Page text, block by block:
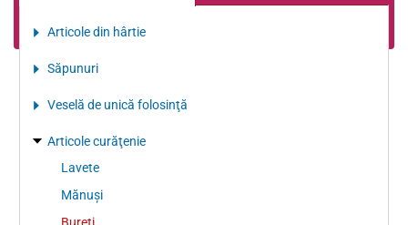
Articole din hârtie
Săpunuri
Veselă de unică folosinţă
Articole curăţenie
Lavete
Mănuşi